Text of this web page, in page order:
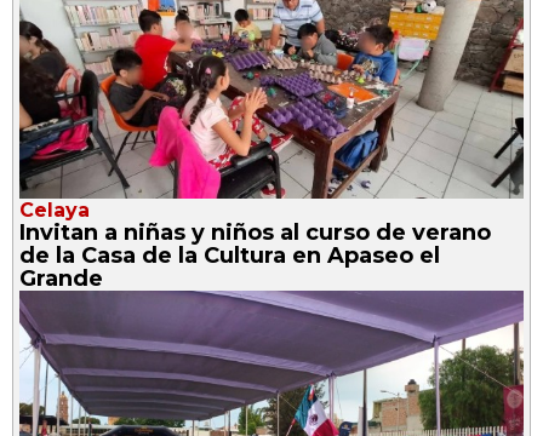
Celaya
Invitan a niñas y niños al curso de verano
de la Casa de la Cultura en Apaseo el
Grande